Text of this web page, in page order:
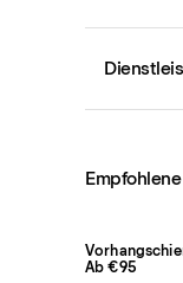
Ab €95